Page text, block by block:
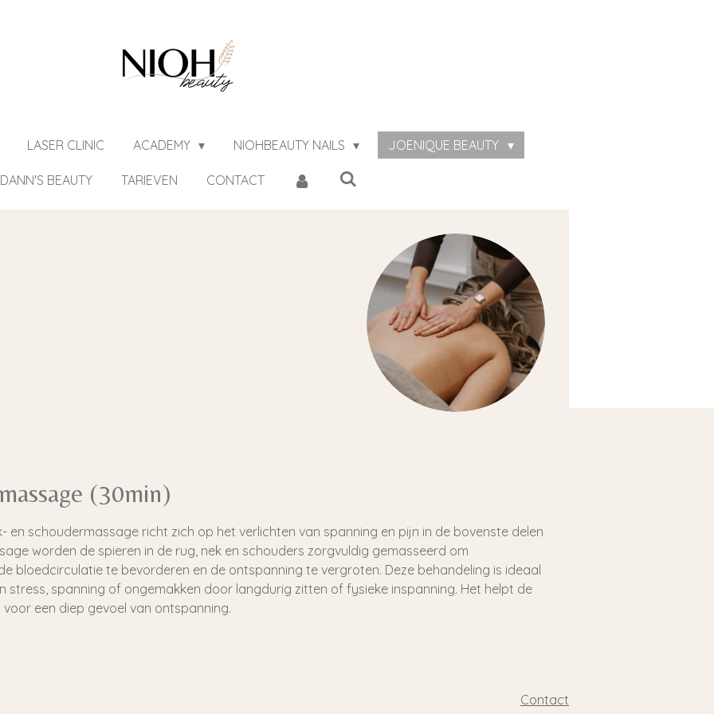
LASER CLINIC ACADEMY NIOHBEAUTY NAILS JOENIQUE BEAUTY
DANN'S BEAUTY TARIEVEN CONTACT
(30min)
en schoudermassage richt zich op het verlichten van spanning en pijn in de bovenste delen
worden de spieren in de rug, nek en schouders zorgvuldig gemasseerd om
bloedcirculatie te bevorderen en de ontspanning te vergroten. Deze behandeling is ideaal
stress, spanning of ongemakken door langdurig zitten of fysieke inspanning. Het helpt de
een diep gevoel van ontspanning.
Contact